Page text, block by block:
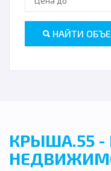
НАЙТИ
КРЫША.55 -